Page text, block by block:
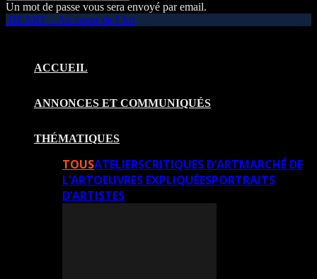
Un mot de passe vous sera envoyé par email.
HEART – Au coeur de l'Art
ACCUEIL
ANNONCES ET COMMUNIQUÉS
THÉMATIQUES
TOUSATELIERSCRITIQUES D’ARTMARCHÉ DE
L’ARTOEUVRES EXPLIQUÉESPORTRAITS
D’ARTISTES